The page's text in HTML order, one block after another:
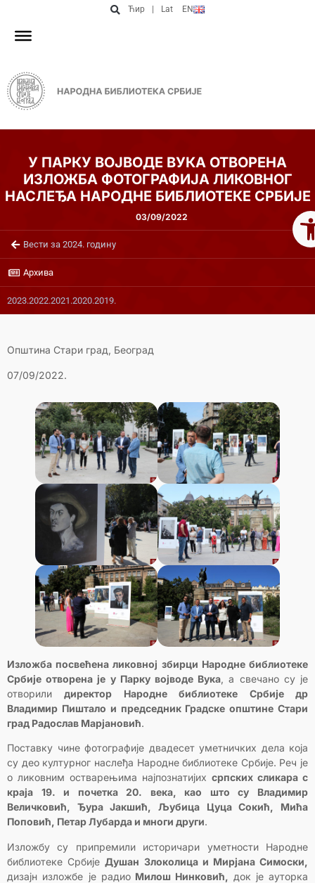
Ћир Lat EN
У ПАРКУ ВОЈВОДЕ ВУКА ОТВОРЕНА
ИЗЛОЖБА ФОТОГРАФИЈА ЛИКОВНОГ
НАСЛЕЂА НАРОДНЕ БИБЛИОТЕКЕ СРБИЈЕ
03/09/2022
Вести за 2024. годину
Архива
2023.2022.2021.2020.2019.
Општина Стари град, Београд
07/09/2022.
Изложба посвећена ликовној збирци Народне библиотеке
Србије отворена је у Парку војводе Вука, а свечано су је
отворилидиректор Народне библиотеке Србије др
Владимир Пиштало и председник Градске општине Стари
град Радослав Марјановић.
Поставку чине фотографије двадесет уметничких дела која
су део културног наслеђа Народне библиотеке Србије. Реч је
о ликовним остварењима најпознатијих српских сликара с
краја 19. и почетка 20. века, као што су Владимир
Величковић, Ђура Јакшић, Љубица Цуца Сокић, Мића
Поповић, Петар Лубарда и многи други.
Изложбу су припремили историчари уметности Народне
библиотеке СрбијеДушан Злоколица и Мирјана Симоски,
дизајн изложбе је радиоМилош Нинковић, док је ауторка